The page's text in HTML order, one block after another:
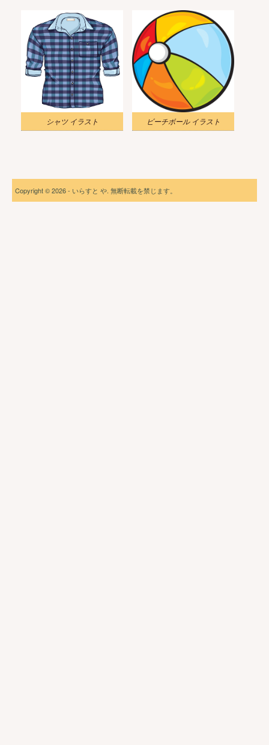
シャツ イラスト ビーチボール イラスト
Copyright © 2026 - いらすと や. 無断転載を禁じます。